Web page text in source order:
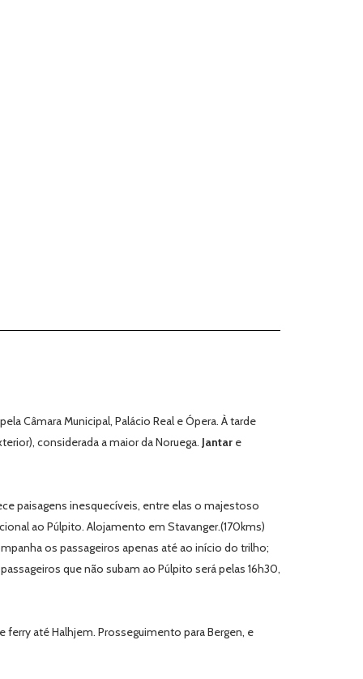
Câmara Municipal, Palácio Real e Ópera. À tarde
considerada a maior da Noruega. Jantar e
paisagens inesquecíveis, entre elas o majestoso
ao Púlpito. Alojamento em Stavanger.(170kms)
os passageiros apenas até ao início do trilho;
que não subam ao Púlpito será pelas 16h30,
ferry até Halhjem. Prosseguimento para Bergen, e